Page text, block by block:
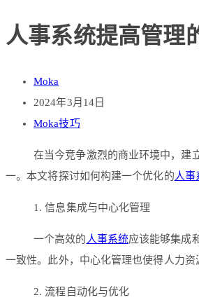
人事系统提高管理
Moka
2024年3月14日
Moka技巧
在当今竞争激烈的商业环境中，建
一。本文将探讨如何构建一个优化的人事
1. 信息集成与中心化管理
一个高效的 人事系统应该能够集成
一致性。此外，中心化管理也使得人力
2. 流程自动化与优化